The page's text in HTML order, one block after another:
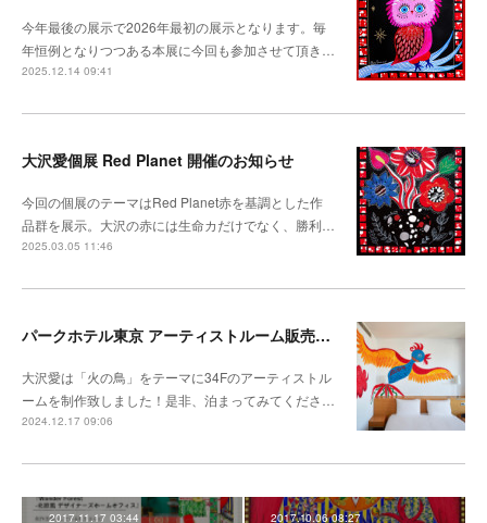
今年最後の展示で2026年最初の展示となります。毎
年恒例となりつつある本展に今回も参加させて頂き…
2025.12.14 09:41
大沢愛個展 Red Planet 開催のお知らせ
今回の個展のテーマはRed Planet赤を基調とした作
品群を展示。大沢の赤には生命カだけでなく、勝利…
2025.03.05 11:46
パークホテル東京 アーティストルーム販売開始
大沢愛は「火の鳥」をテーマに34Fのアーティストル
ームを制作致しました！是非、泊まってみてくださ…
2024.12.17 09:06
2017.11.17 03:44 2017.10.06 08:27